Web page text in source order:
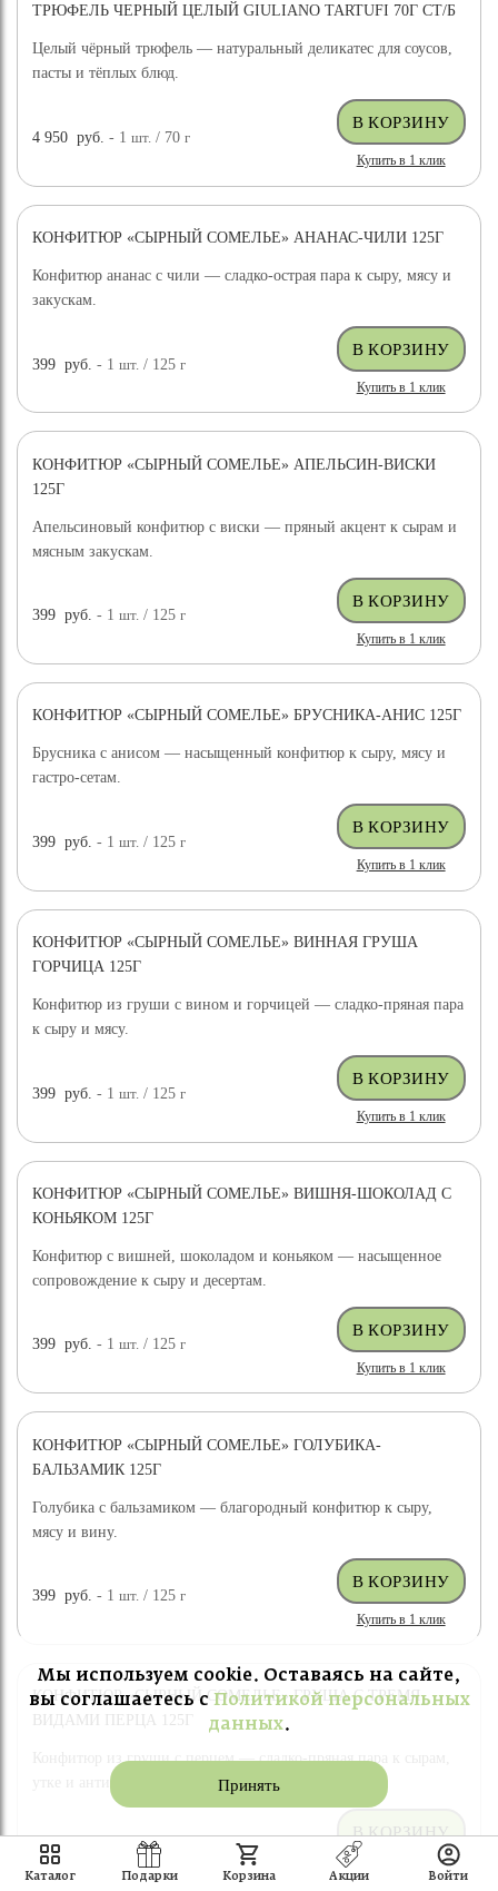
ДОСТАВКА БЕСПЛАТНО
ТРЮФЕЛЬ ЧЕРНЫЙ ЦЕЛЫЙ GIULIANO TARTUFI 70Г СТ/Б
Целый чёрный трюфель — натуральный деликатес для соусов,
пасты и тёплых блюд.
4 950 руб. - 1шт. / 70г
Купить в 1 клик
КОНФИТЮР «СЫРНЫЙ СОМЕЛЬЕ» АНАНАС-ЧИЛИ 125Г
Конфитюр ананас с чили — сладко-острая пара к сыру, мясу и
закускам.
399 руб. - 1шт. / 125г
Купить в 1 клик
КОНФИТЮР «СЫРНЫЙ СОМЕЛЬЕ» АПЕЛЬСИН-ВИСКИ
125Г
Апельсиновый конфитюр с виски — пряный акцент к сырам и
мясным закускам.
399 руб. - 1шт. / 125г
Купить в 1 клик
КОНФИТЮР «СЫРНЫЙ СОМЕЛЬЕ» БРУСНИКА-АНИС 125Г
Брусника с анисом — насыщенный конфитюр к сыру, мясу и
гастро-сетам.
399 руб. - 1шт. / 125г
Купить в 1 клик
КОНФИТЮР «СЫРНЫЙ СОМЕЛЬЕ» ВИННАЯ ГРУША
ГОРЧИЦА 125Г
Конфитюр из груши с вином и горчицей — сладко-пряная пара
к сыру и мясу.
399 руб. - 1шт. / 125г
Купить в 1 клик
КОНФИТЮР «СЫРНЫЙ СОМЕЛЬЕ» ВИШНЯ-ШОКОЛАД С
КОНЬЯКОМ 125Г
Конфитюр с вишней, шоколадом и коньяком — насыщенное
сопровождение к сыру и десертам.
399 руб. - 1шт. / 125г
Купить в 1 клик
КОНФИТЮР «СЫРНЫЙ СОМЕЛЬЕ» ГОЛУБИКА-
БАЛЬЗАМИК 125Г
Голубика с бальзамиком — благородный конфитюр к сыру,
мясу и вину.
399 руб. - 1шт. / 125г
Купить в 1 клик
КОНФИТЮР «СЫРНЫЙ СОМЕЛЬЕ» ГРУША С ТРЕМЯ
ВИДАМИ ПЕРЦА 125Г
Конфитюр из груши с перцем — сладко-пряная пара к сырам,
утке и антипасти.
399 шт./ 125
Купить в 1 клик
Мы используем cookie. Оставаясь на сайте,
вы соглашаетесь с Политикой персональных
данных.
Принять
Каталог Подарки Корзина Акции Войти